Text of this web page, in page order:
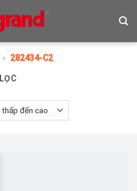
» 282434-C2
LỌC